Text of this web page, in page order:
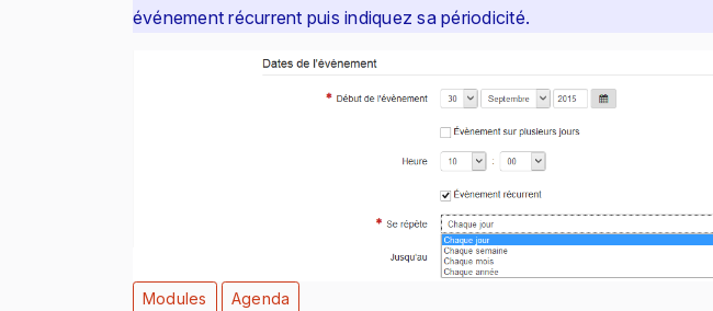
événement récurrent puis indiquez sa périodicité.
Modules Agenda